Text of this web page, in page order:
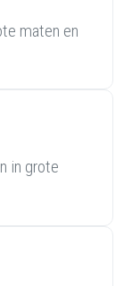
maten en
in grote